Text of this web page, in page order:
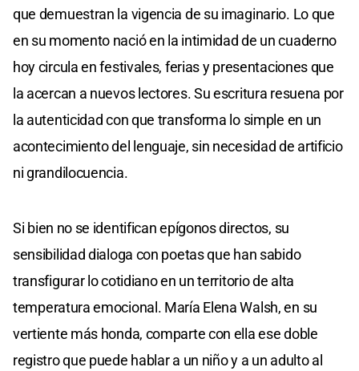
que demuestran la vigencia de su imaginario. Lo que
en su momento nació en la intimidad de un cuaderno
hoy circula en festivales, ferias y presentaciones que
la acercan a nuevos lectores. Su escritura resuena por
la autenticidad con que transforma lo simple en un
acontecimiento del lenguaje, sin necesidad de artificio
ni grandilocuencia.
Si bien no se identifican epígonos directos, su
sensibilidad dialoga con poetas que han sabido
transfigurar lo cotidiano en un territorio de alta
temperatura emocional. María Elena Walsh, en su
vertiente más honda, comparte con ella ese doble
registro que puede hablar a un niño y a un adulto al